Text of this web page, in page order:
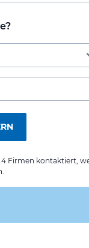
Firmen kontaktiert,